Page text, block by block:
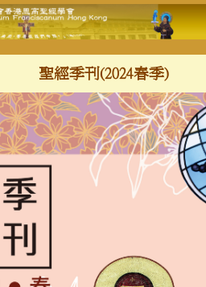
聖經季刊(2024春季)